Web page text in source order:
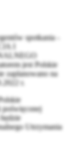
spotkania -
I
jest Polskie
zaplanowano na
r.
poświęconej
Utrzymania